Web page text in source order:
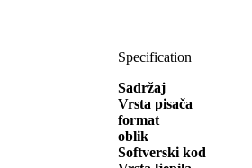
Specification
Sadržaj
Vrsta pisača
format
oblik
Softverski kod